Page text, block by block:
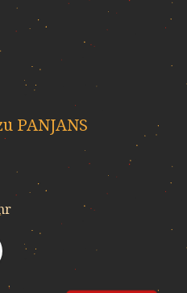
PANJANS